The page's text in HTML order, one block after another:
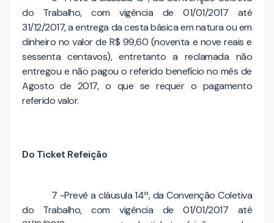
do Trabalho, com vigência de 01/01/2017 até
31/12/2017, a entrega da cesta básica em natura ou em
dinheiro no valor de R$ 99,60 (noventa e nove reais e
sessenta centavos), entretanto a reclamada não
entregou e não pagou o referido benefício no mês de
Agosto de 2017, o que se requer o pagamento
referido valor.
Do Ticket Refeição
7 -Prevê a cláusula 14ª, da Convenção Coletiva
do Trabalho, com vigência de 01/01/2017 até